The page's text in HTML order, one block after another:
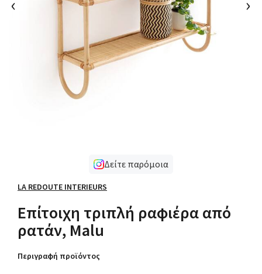
‹ ›
Δείτε παρόμοια
LA REDOUTE INTERIEURS
Επίτοιχη τριπλή ραφιέρα από
ρατάν, Malu
Περιγραφή προϊόντος